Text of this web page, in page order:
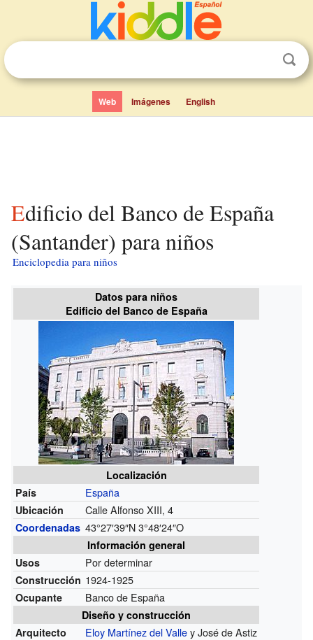
Web Imágenes English
Edificio del Banco de España
(Santander) para niños
Enciclopedia para niños
Datos para niños
Edificio del Banco de España
Localización
País
España
Ubicación Calle Alfonso XIII, 4
Coordenadas 43°27′39″N3°48′24″O
Información general
Usos
Por determinar
Construcción 1924-1925
Ocupante Banco de España
Diseño y construcción
Arquitecto
Eloy Martínez del Valley José de Astiz